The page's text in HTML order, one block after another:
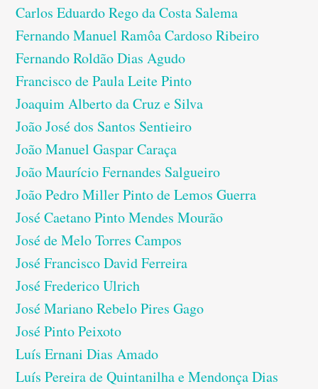
Carlos Eduardo Rego da Costa Salema
Fernando Manuel Ramôa Cardoso Ribeiro
Fernando Roldão Dias Agudo
Francisco de Paula Leite Pinto
Joaquim Alberto da Cruz e Silva
João José dos Santos Sentieiro
João Manuel Gaspar Caraça
João Maurício Fernandes Salgueiro
João Pedro Miller Pinto de Lemos Guerra
José Caetano Pinto Mendes Mourão
José de Melo Torres Campos
José Francisco David Ferreira
José Frederico Ulrich
José Mariano Rebelo Pires Gago
José Pinto Peixoto
Luís Ernani Dias Amado
Luís Pereira de Quintanilha e Mendonça Dias